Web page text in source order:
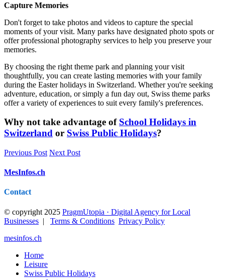
Capture Memories
Don't forget to take photos and videos to capture the special
moments of your visit. Many parks have designated photo spots or
offer professional photography services to help you preserve your
memories.
By choosing the right theme park and planning your visit
thoughtfully, you can create lasting memories with your family
during the Easter holidays in Switzerland. Whether you're seeking
adventure, education, or simply a fun day out, Swiss theme parks
offer a variety of experiences to suit every family's preferences.
Why not take advantage of School Holidays in
Switzerland or Swiss Public Holidays?
Previous Post Next Post
MesInfos.ch
Contact
© copyright 2025 PragmUtopia · Digital Agency for Local
Businesses | Terms & Conditions Privacy Policy
mesinfos.ch
Home
Leisure
Swiss Public Holidays